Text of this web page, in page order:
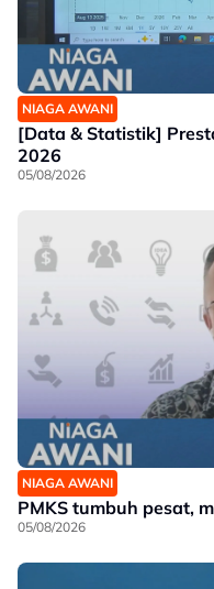
NIAGA AWANI
[Data & Statistik]
2026
05/08/2026
NIAGA AWANI
PMKS tumbuh pesat,
05/08/2026